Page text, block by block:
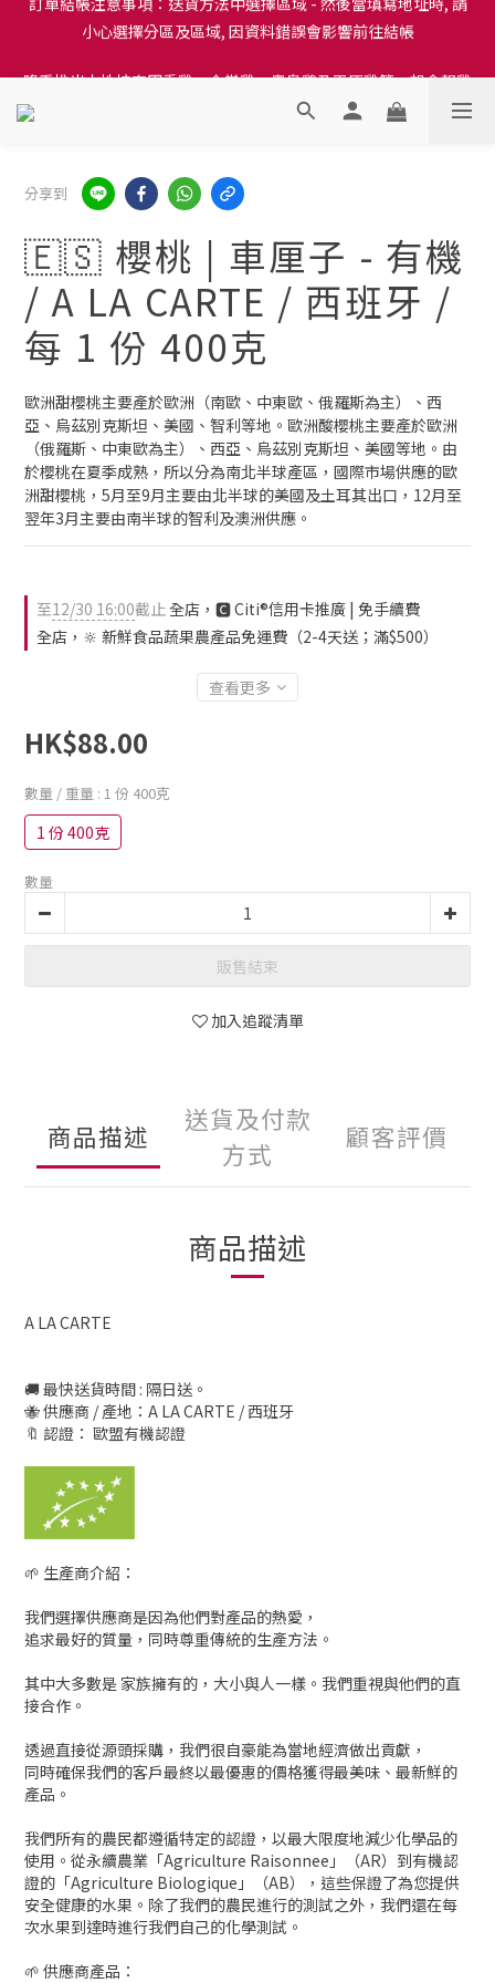
訂單結帳注意事項：送貨方法中選擇區域 - 然後當填寫地址時, 請
小心選擇分區及區域, 因資料錯誤會影響前往結帳
分享到
🇪🇸 櫻桃 | 車厘子 - 有機
/ A LA CARTE / 西班牙 /
每 1 份 400克
歐洲甜櫻桃主要產於歐洲（南歐、中東歐、俄羅斯為主）、西
亞、烏茲別克斯坦、美國、智利等地。歐洲酸櫻桃主要產於歐洲
（俄羅斯、中東歐為主）、西亞、烏茲別克斯坦、美國等地。由
於櫻桃在夏季成熟，所以分為南北半球產區，國際市場供應的歐
洲甜櫻桃，5月至9月主要由北半球的美國及土耳其出口，12月至
翌年3月主要由南半球的智利及澳洲供應。
至12/30 16:00截止全店，🅲 Citi®信用卡推廣 | 免手續費
全店，🔆 新鮮食品蔬果農產品免運費（2-4天送；滿$500）
查看更多
HK$88.00
數量 / 重量 : 1 份 400克
1 份 400克
數量
販售結束
加入追蹤清單
商品描述
送貨及付款
方式
顧客評價
商品描述
A LA CARTE
🚚 最快送貨時間 : 隔日送。
🐝 供應商 / 產地：A LA CARTE / 西班牙
🔖 認證： 歐盟有機認證
🌱 生產商介紹：
我們選擇供應商是因為他們對產品的熱愛，
追求最好的質量，同時尊重傳統的生產方法。
其中大多數是 家族擁有的，大小與人一樣。我們重視與他們的直
接合作。
透過直接從源頭採購，我們很自豪能為當地經濟做出貢獻，
同時確保我們的客戶最終以最優惠的價格獲得最美味、最新鮮的
產品。
我們所有的農民都遵循特定的認證，以最大限度地減少化學品的
使用。從永續農業「Agriculture Raisonnee」（AR）到有機認
證的「Agriculture Biologique」（AB），這些保證了為您提供
安全健康的水果。除了我們的農民進行的測試之外，我們還在每
次水果到達時進行我們自己的化學測試。
🌱 供應商產品：